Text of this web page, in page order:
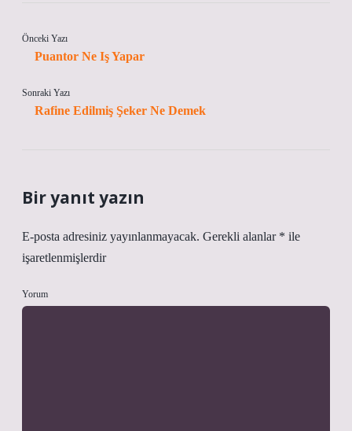
Önceki Yazı
Puantor Ne Iş Yapar
Sonraki Yazı
Rafine Edilmiş Şeker Ne Demek
Bir yanıt yazın
E-posta adresiniz yayınlanmayacak. Gerekli alanlar * ile
işaretlenmişlerdir
Yorum